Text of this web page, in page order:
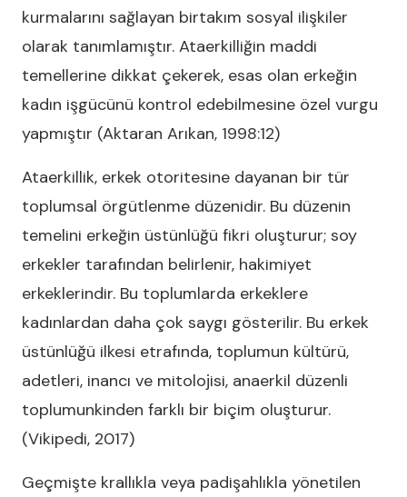
kurmalarını sağlayan birtakım sosyal ilişkiler
olarak tanımlamıştır. Ataerkilliğin maddi
temellerine dikkat çekerek, esas olan erkeğin
kadın işgücünü kontrol edebilmesine özel vurgu
yapmıştır (Aktaran Arıkan, 1998:12)
Ataerkillik, erkek otoritesine dayanan bir tür
toplumsal örgütlenme düzenidir. Bu düzenin
temelini erkeğin üstünlüğü fikri oluşturur; soy
erkekler tarafından belirlenir, hakimiyet
erkeklerindir. Bu toplumlarda erkeklere
kadınlardan daha çok saygı gösterilir. Bu erkek
üstünlüğü ilkesi etrafında, toplumun kültürü,
adetleri, inancı ve mitolojisi, anaerkil düzenli
toplumunkinden farklı bir biçim oluşturur.
(Vikipedi, 2017)
Geçmişte krallıkla veya padişahlıkla yönetilen